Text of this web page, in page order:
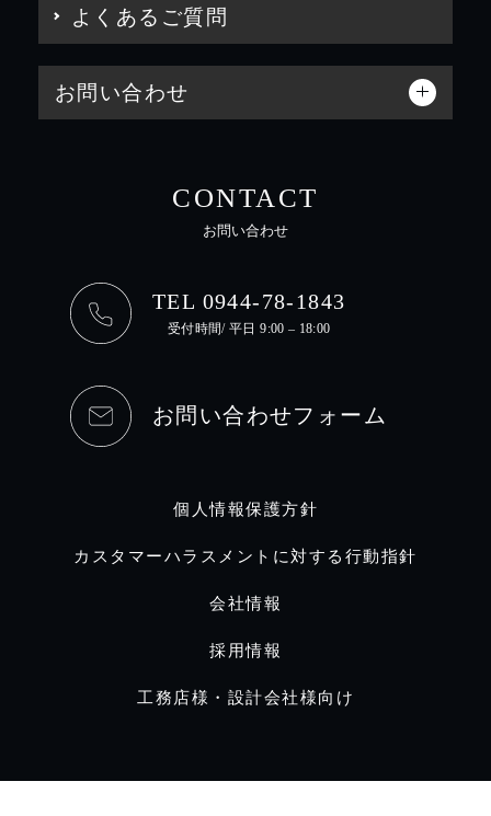
よくあるご質問
お問い合わせ
CONTACT
お問い合わせ
TEL 0944-78-1843
受付時間/ 平日 9:00 – 18:00
お問い合わせフォーム
個人情報保護方針
カスタマーハラスメントに対する行動指針
会社情報
採用情報
工務店様・設計会社様向け